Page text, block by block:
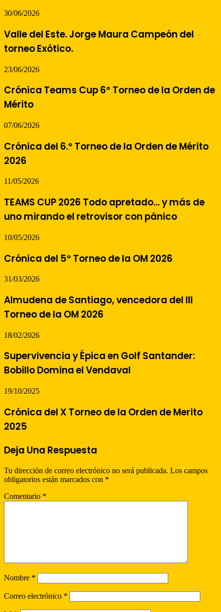
30/06/2026
Valle del Este. Jorge Maura Campeón del
torneo Exótico.
23/06/2026
Crónica Teams Cup 6º Torneo de la Orden de
Mérito
07/06/2026
Crónica del 6.º Torneo de la Orden de Mérito
2026
11/05/2026
TEAMS CUP 2026 Todo apretado… y más de
uno mirando el retrovisor con pánico
10/05/2026
Crónica del 5º Torneo de la OM 2026
31/03/2026
Almudena de Santiago, vencedora del III
Torneo de la OM 2026
18/02/2026
Supervivencia y Épica en Golf Santander:
Bobillo Domina el Vendaval
19/10/2025
Crónica del X Torneo de la Orden de Merito
2025
Deja Una Respuesta
Tu dirección de correo electrónico no será publicada. Los campos
obligatorios están marcados con *
Comentario *
Nombre *
Correo electrónico *